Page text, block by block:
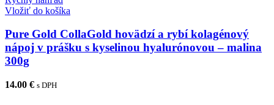
Vložiť do košíka
Pure Gold CollaGold hovädzí a rybí kolagénový
nápoj v prášku s kyselinou hyalurónovou – malina
300g
14.00 € s DPH